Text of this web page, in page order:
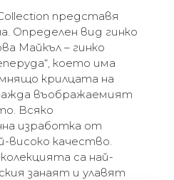
представя
Определен вид гинко
Майкъл – гинко
което има
крилцата на
въображаемият
Всяко
изработка от
високо качество.
са най-
занаят и улавят